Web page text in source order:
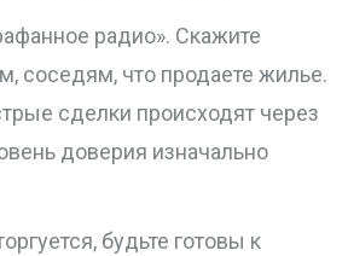
радио». Скажите
соседям, что продаете жилье.
сделки происходят через
доверия изначально
будьте готовы к